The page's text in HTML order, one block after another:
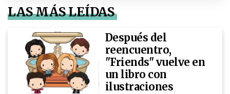
LAS MÁS LEÍDAS
Después del
reencuentro,
"Friends" vuelve en
un libro con
ilustraciones